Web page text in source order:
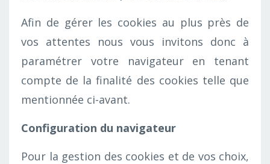
Afin de gérer les cookies au plus près de
vos attentes nous vous invitons donc à
paramétrer votre navigateur en tenant
compte de la finalité des cookies telle que
mentionnée ci-avant.
Configuration du navigateur
Pour la gestion des cookies et de vos choix,